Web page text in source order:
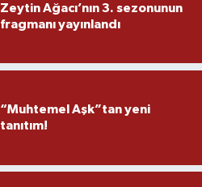
Zeytin Ağacı’nın 3. sezonunun
fragmanı yayınlandı
“Muhtemel Aşk”tan yeni
tanıtım!